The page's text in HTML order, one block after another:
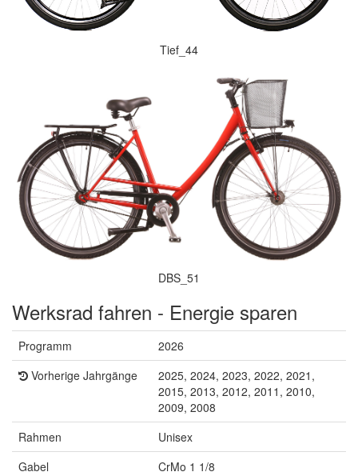
Tief_44
DBS_51
Werksrad fahren - Energie sparen
Programm
2026
Vorherige Jahrgänge
2025, 2024, 2023, 2022, 2021,
2015, 2013, 2012, 2011, 2010,
2009, 2008
Rahmen
Unisex
Gabel
CrMo 1 1/8